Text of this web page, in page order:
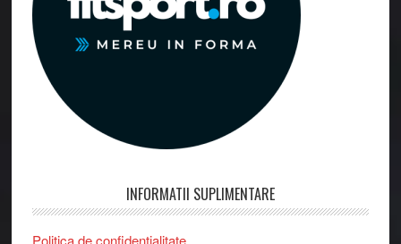
INFORMATII SUPLIMENTARE
Politica de confidentialitate